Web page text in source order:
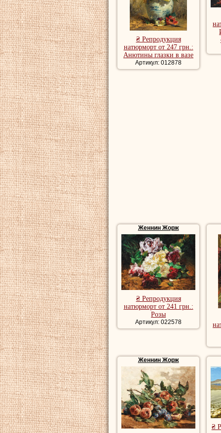
₴ Репродукция
натюрморт от 247 грн.:
Анютины глазки в вазе
Артикул: 012878
Женнин Жорж
₴ Репродукция
натюрморт от 241 грн.:
Розы
Артикул: 022578
Женнин Жорж
₴